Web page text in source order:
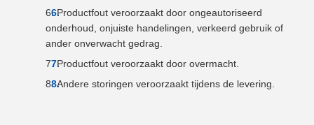
Productfout veroorzaakt door ongeautoriseerd
onderhoud, onjuiste handelingen, verkeerd gebruik of
ander onverwacht gedrag.
Productfout veroorzaakt door overmacht.
Andere storingen veroorzaakt tijdens de levering.